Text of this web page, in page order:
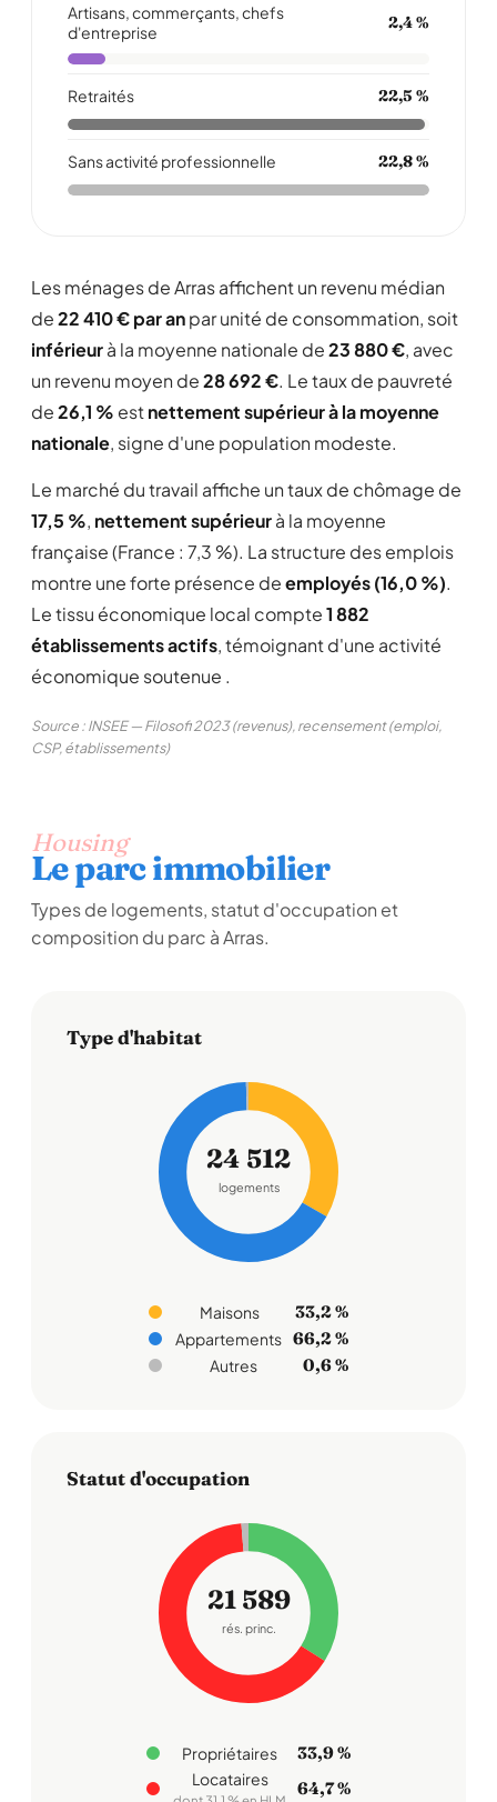
Artisans, commerçants, chefs
d'entreprise
2,4 %
Retraités 22,5 %
Sans activité professionnelle 22,8 %
Les ménages de Arras affichent un revenu médian
de22 410 € par anpar unité de consommation, soit
inférieurà la moyenne nationale de23 880 €, avec
un revenu moyen de28 692 €. Le taux de pauvreté
de26,1 % estnettement supérieur à la moyenne
nationale, signe d'une population modeste.
Le marché du travail affiche un taux de chômage de
17,5 %, nettement supérieurà la moyenne
française (France : 7,3 %). La structure des emplois
montre une forte présence deemployés (16,0 %).
Le tissu économique local compte1 882
établissements actifs, témoignant d'une activité
économique soutenue .
Source : INSEE — Filosofi 2023 (revenus), recensement (emploi,
CSP, établissements)
Housing
Le parc immobilier
Types de logements, statut d'occupation et
composition du parc à Arras.
Type d'habitat
24 512
logements
Maisons 33,2 %
Appartements 66,2 %
Autres 0,6 %
Statut d'occupation
21 589
rés. princ.
Propriétaires 33,9 %
Locataires 64,7 %